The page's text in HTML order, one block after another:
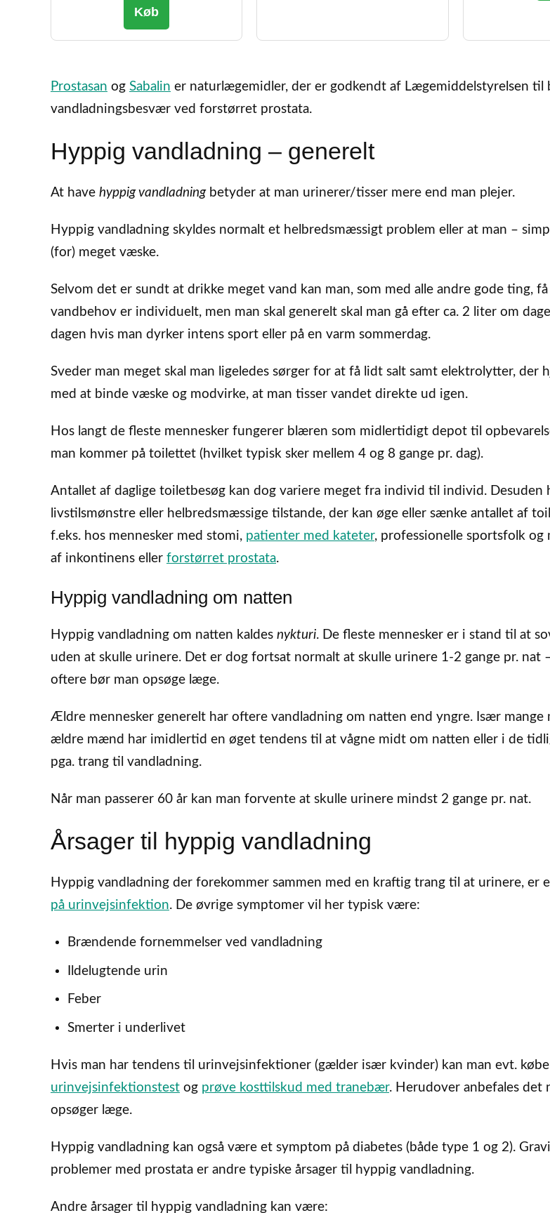
pris
kr.272,00.kr.189,95.
Køb
Prostasan og Sabalin er naturlægemidler, der er godkendt af Lægemiddelstyrelsen til
vandladningsbesvær ved forstørret prostata.
Hyppig vandladning – generelt
At have hyppig vandladningbetyder at man urinerer/tisser mere end man plejer.
Hyppig vandladning skyldes normalt et helbredsmæssigt problem eller at man –
(for) meget væske.
Selvom det er sundt at drikke meget vand kan man, som med alle andre gode ting,
vandbehov er individuelt, men man skal generelt skal man gå efter ca. 2 liter om
dagen hvis man dyrker intens sport eller på en varm sommerdag.
Sveder man meget skal man ligeledes sørger for at få lidt salt samt elektrolytter,
med at binde væske og modvirke, at man tisser vandet direkte ud igen.
Hos langt de fleste mennesker fungerer blæren som midlertidigt depot til
man kommer på toilettet (hvilket typisk sker mellem 4 og 8 gange pr. dag).
Antallet af daglige toiletbesøg kan dog variere meget fra individ til individ. Desuden
livstilsmønstre eller helbredsmæssige tilstande, der kan øge eller sænke antallet af
f.eks. hos mennesker med stomi, patienter med kateter, professionelle sportsfolk og
af inkontinens eller forstørret prostata.
Hyppig vandladning om natten
Hyppig vandladning om natten kaldes nykturi. De fleste mennesker er i stand til at
uden at skulle urinere. Det er dog fortsat normalt at skulle urinere 1-2 gange pr. nat
oftere bør man opsøge læge.
Ældre mennesker generelt har oftere vandladning om natten end yngre. Især mange
ældre mænd har imidlertid en øget tendens til at vågne midt om natten eller i de
pga. trang til vandladning.
Når man passerer 60 år kan man forvente at skulle urinere mindst 2 gange pr. nat.
Årsager til hyppig vandladning
Hyppig vandladning der forekommer sammen med en kraftig trang til at urinere, er
på urinvejsinfektion. De øvrige symptomer vil her typisk være:
Brændende fornemmelser ved vandladning
Ildelugtende urin
Feber
Smerter i underlivet
Hvis man har tendens til urinvejsinfektioner (gælder især kvinder) kan man evt.
urinvejsinfektionstest og prøve kosttilskud med tranebær. Herudover anbefales det
opsøger læge.
Hyppig vandladning kan også være et symptom på diabetes (både type 1 og 2).
problemer med prostata er andre typiske årsager til hyppig vandladning.
Andre årsager til hyppig vandladning kan være: